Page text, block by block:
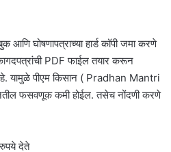
घोषणापत्राच्या हार्ड कॉपी जमा करणे
PDF फाईल तयार करून
यामुळे पीएम किसान ( Pradhan Mantri
फसवणूक कमी होईल. तसेच नोंदणी करणे
रुपये देते